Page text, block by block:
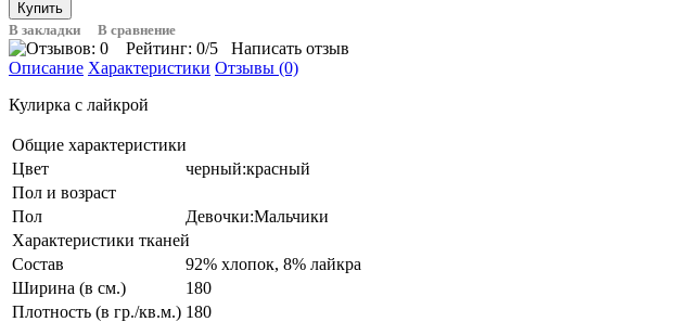
В закладки В сравнение
Рейтинг: 0/5
Написать отзыв
Описание Характеристики Отзывы (0)
Кулирка с лайкрой
Общие характеристики
Цвет
черный:красный
Пол и возраст
Пол
Девочки:Мальчики
Характеристики тканей
Состав
92% хлопок, 8% лайкра
Ширина (в см.)
180
Плотность (в гр./кв.м.) 180